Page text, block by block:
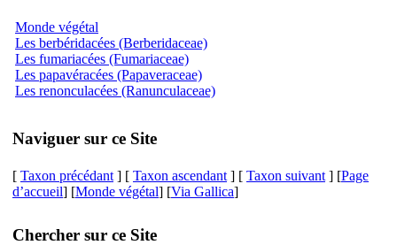
Monde végétal
Les berbéridacées (Berberidaceae)
Les fumariacées (Fumariaceae)
Les papavéracées (Papaveraceae)
Les renonculacées (Ranunculaceae)
Naviguer sur ce Site
[ Taxon précédant ] [ Taxon ascendant ] [ Taxon suivant ] [Page
d’accueil] [Monde végétal] [Via Gallica]
Chercher sur ce Site